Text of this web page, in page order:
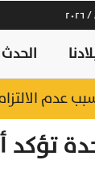
الحدث
عدم الالتزام بالخدمة.. إدانة 3